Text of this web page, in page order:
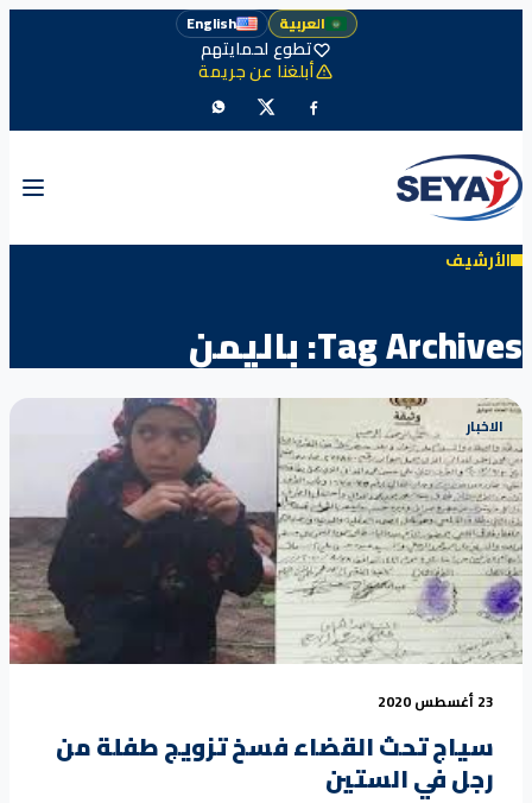
العربية English
تطوع لحمايتهم
أبلغنا عن جريمة
الأرشيف
Tag Archives: باليمن
الاخبار
23 أغسطس 2020
سياج تحث القضاء فسخ تزويج طفلة من
رجل في الستين